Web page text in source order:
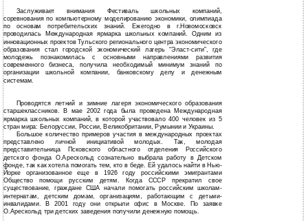
Заслуживает внимания Фестиваль школьных компаний,
соревнования по компьютерному моделированию экономики, олимпиада
по основам потребительских знаний. Ежегодно в г.Новомосковск
проводилась Международная ярмарка школьных компаний. Одним из
инновационных проектов Тульского регионального центра экономического
образования стал городской экономический лагерь “Эласт-сити”, где
молодежь познакомилась с основными направлениями развития
современного бизнеса, получила необходимый минимум знаний по
организации школьной компании, банковскому делу и денежным
системам.
Проводятся летний и зимние лагеря экономического образования
старшеклассников. В мае 2002 года была проведена Международная
ярмарка школьных компаний, в которой участвовало 400 человек из 5
стран мира: Белоруссии, России, Великобритании, Румынии и Украины.
Большое количество примеров участия в международных проектах
представлено личной инициативой молодых. Так, молодая
представительница Псковского областного отделения Российского
детского фонда О.Арескольд сознательно выбрала работу в Детском
фонде, так как хотела помогать тем, кто в беде. Ей удалось найти в Нью-
Йорке организованное еще в 1926 году российскими эмигрантами
Общество помощи русским детям. Когда СССР прекратил свое
существование, граждане США начали помогать российским школам-
интернатам, детским домам, организациям, работающим с детьми-
инвалидами. В 2001 году они открыли офис в Москве. По заявке
О.Арескольд три детских заведения получили денежную помощь.